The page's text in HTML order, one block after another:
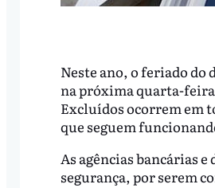
Neste ano, o feriado do
na próxima quarta-
Excluídos ocorrem em
que seguem
As agências bancárias
segurança, por serem